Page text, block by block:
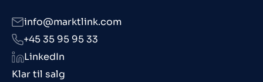
Klar til salg
info@marktlink.com
+45 35 95 95 33
LinkedIn